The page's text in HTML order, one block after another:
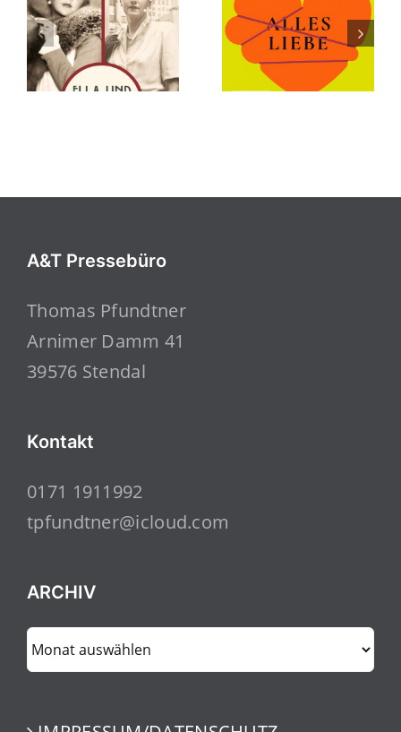
A&T Pressebüro
Thomas Pfundtner
Arnimer Damm 41
39576 Stendal
Kontakt
0171 1911992
tpfundtner@icloud.com
ARCHIV
ARCHIV